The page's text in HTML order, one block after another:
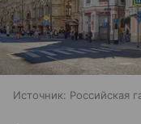
Источник: Российская